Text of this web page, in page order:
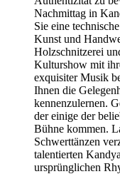
Nachmittag in
Sie eine
Kunst und
Holzschnitzerei
Kulturshow mit
exquisiter Musik
Ihnen die
kennenzulernen.
der einige der
Bühne kommen.
Schwerttänzen
talentierten
ursprünglichen